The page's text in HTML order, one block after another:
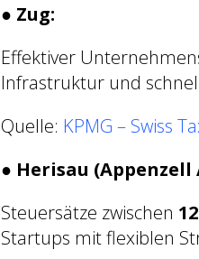
● Zug:
Effektiver
Infrastruktur und
Quelle: KPMG – Swiss
● Herisau (Appenzell
Steuersätze zwischen
Startups mit flexiblen